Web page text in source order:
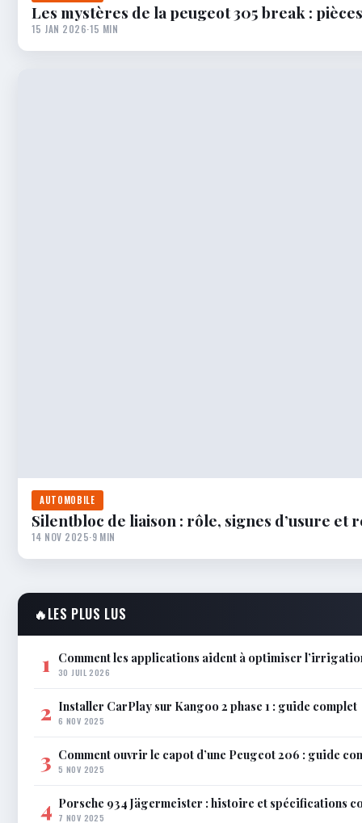
Les mystères de la peugeot 305 break :
15 JAN 2026·15 MIN
AUTOMOBILE
Silentbloc de liaison : rôle, signes d’usure et
14 NOV 2025·9 MIN
🔥LES PLUS LUS
1 Comment les applications aident à optimiser
30 JUIL 2026
2 Installer CarPlay sur Kangoo 2 phase 1 : guide complet
6 NOV 2025
3 Comment ouvrir le capot d’une Peugeot 206 : guide
5 NOV 2025
4 Porsche 934 Jägermeister : histoire et spécifications
7 NOV 2025